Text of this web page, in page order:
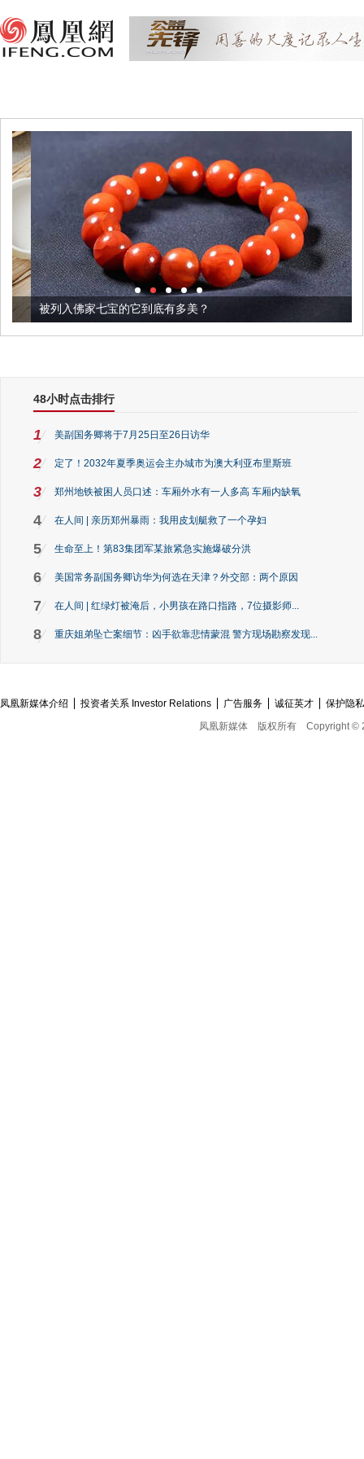
被列入佛家七宝的它到底有多美？
48小时点击排行
1 美副国务卿将于7月25日至26日访华
2 定了！2032年夏季奥运会主办城市为澳大利亚布里斯班
3 郑州地铁被困人员口述：车厢外水有一人多高 车厢内缺氧
4 在人间 | 亲历郑州暴雨：我用皮划艇救了一个孕妇
5 生命至上！第83集团军某旅紧急实施爆破分洪
6 美国常务副国务卿访华为何选在天津？外交部：两个原因
7 在人间 | 红绿灯被淹后，小男孩在路口指路，7位摄影师...
8 重庆姐弟坠亡案细节：凶手欲靠悲情蒙混 警方现场勘察发现...
凤凰新媒体介绍 投资者关系 Investor Relations 广告服务 诚征英才
保护隐
凤凰新媒体
版权所有 Copyright ©